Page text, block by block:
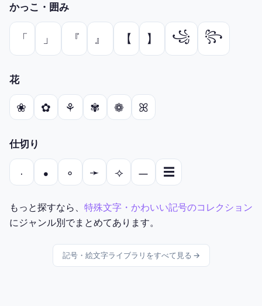
かっこ・囲み
「 」 『 』 【 】 ꧁ ꧂
花
❀ ✿ ⚘ ✾ ❁ ꕤ
仕切り
· • ◦ ➛ ⟢ — ☰
もっと探すなら、 特殊文字・かわいい記号のコレクション
にジャンル別でまとめてあります。
記号・絵文字ライブラリをすべて見る →